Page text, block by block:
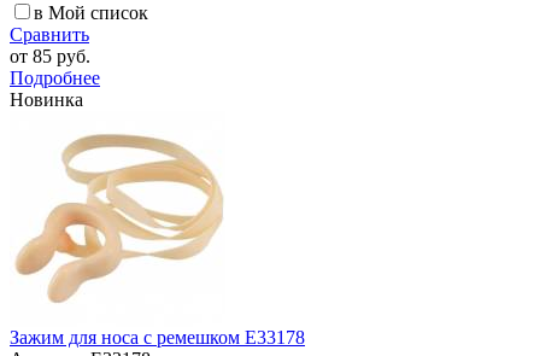
в Мой список
Сравнить
от 85 руб.
Подробнее
Новинка
Зажим для носа с ремешком E33178